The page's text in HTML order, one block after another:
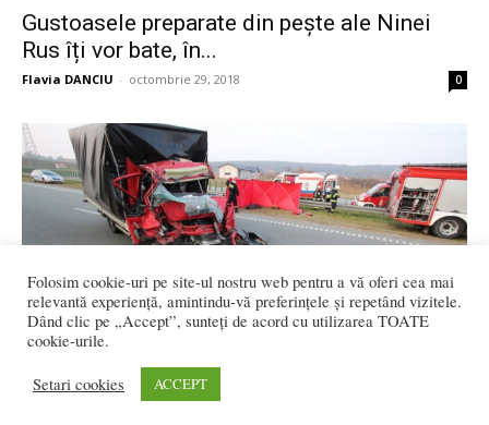
Gustoasele preparate din pește ale Ninei
Rus îți vor bate, în...
Flavia DANCIU - octombrie 29, 2018 0
DOLIU la Romuli: Un tragic accident l-a luat
Folosim cookie-uri pe site-ul nostru web pentru a vă oferi cea mai
relevantă experiență, amintindu-vă preferințele și repetând vizitele.
Dând clic pe „Accept”, sunteți de acord cu utilizarea TOATE
cookie-urile.
Setari cookies ACCEPT